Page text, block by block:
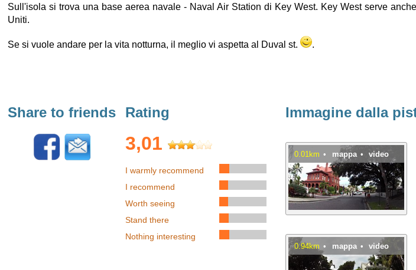
Sull'isola si trova una base aerea navale - Naval Air Station di Key West. Key West serve
Uniti.
Se si vuole andare per la vita notturna, il meglio vi aspetta al Duval st. .
Share to friends Rating
3,01
I warmly recommend
I recommend
Worth seeing
Stand there
Nothing interesting
Immagine dalla
0.01km • mappa•video
0.94km • mappa•video